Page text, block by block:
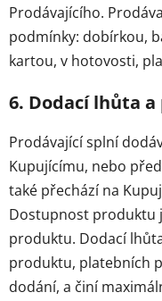
Prodávajícího.
podmínky: dobírkou,
kartou, v hotovosti,
6. Dodací lhůta
Prodávající splní
Kupujícímu, nebo
také přechází na
Dostupnost produktu
produktu. Dodací
produktu, platebních
dodání, a činí